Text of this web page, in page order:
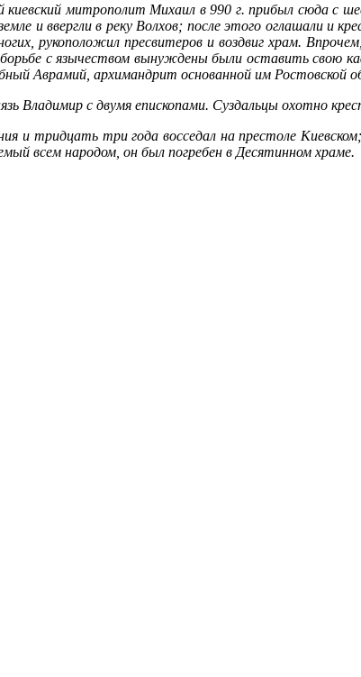
мит­ро­по­лит Ми­ха­ил в 990 г. при­был сю­да с
и вверг­ли в ре­ку Вол­хов; по­сле это­го огла­ша­ли и
ру­ко­по­ло­жил пре­сви­те­ров и воз­двиг храм.
с язы­че­ством вы­нуж­де­ны бы­ли оста­вить свою
Аврамий, ар­хи­манд­рит ос­но­ван­ной им Ро­стов­ской
Вла­ди­мир с дву­мя епи­ско­па­ми. Суз­даль­цы охот­но
и трид­цать три го­да вос­се­дал на пре­сто­ле
всем на­ро­дом, он был по­гре­бен в Де­ся­тин­ном хра­ме.